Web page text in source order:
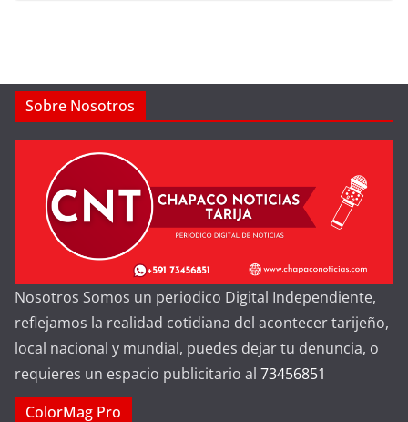
Sobre Nosotros
Nosotros Somos un periodico Digital Independiente,
reflejamos la realidad cotidiana del acontecer tarijeño,
local nacional y mundial, puedes dejar tu denuncia, o
requieres un espacio publicitario al 73456851
ColorMag Pro